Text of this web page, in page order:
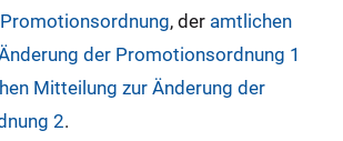
, der amtlichen
der Promotionsordnung 1
Mitteilung zur Änderung der
2.